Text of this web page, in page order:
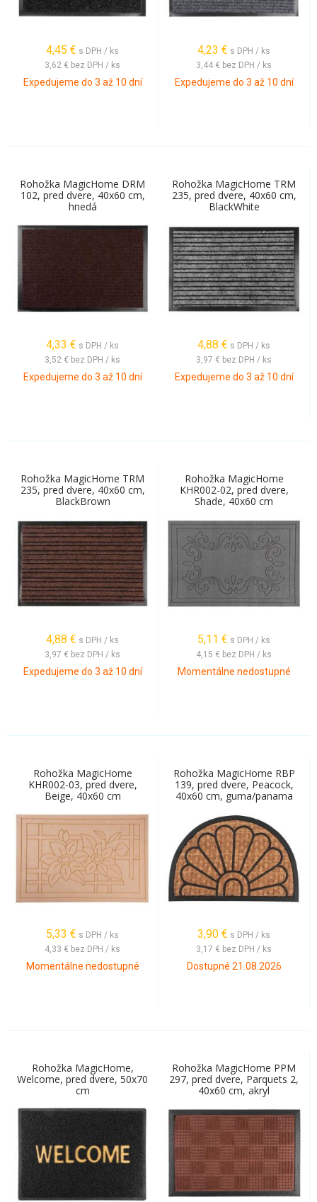
4,45 € s DPH / ks
3,62 € bez DPH / ks
Expedujeme do 3 až 10 dní
4,23 € s DPH / ks
3,44 € bez DPH / ks
Expedujeme do 3 až 10 dní
Rohožka MagicHome DRM
102, pred dvere, 40x60 cm,
hnedá
4,33 € s DPH / ks
3,52 € bez DPH / ks
Expedujeme do 3 až 10 dní
Rohožka MagicHome TRM
235, pred dvere, 40x60 cm,
BlackWhite
4,88 € s DPH / ks
3,97 € bez DPH / ks
Expedujeme do 3 až 10 dní
Rohožka MagicHome TRM
235, pred dvere, 40x60 cm,
BlackBrown
4,88 € s DPH / ks
3,97 € bez DPH / ks
Expedujeme do 3 až 10 dní
Rohožka MagicHome
KHR002-02, pred dvere,
Shade, 40x60 cm
5,11 € s DPH / ks
4,15 € bez DPH / ks
Momentálne nedostupné
Rohožka MagicHome
KHR002-03, pred dvere,
Beige, 40x60 cm
5,33 € s DPH / ks
4,33 € bez DPH / ks
Momentálne nedostupné
Rohožka MagicHome RBP
139, pred dvere, Peacock,
40x60 cm, guma/panama
3,90 € s DPH / ks
3,17 € bez DPH / ks
Dostupné 21.08.2026
Rohožka MagicHome,
Welcome, pred dvere, 50x70
cm
Rohožka MagicHome PPM
297, pred dvere, Parquets 2,
40x60 cm, akryl